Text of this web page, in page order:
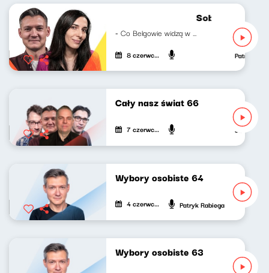
Sobotni brzask
- Co Belgowie widzą w Polsce? Gościni:...
8 czerwca 2024 Patryk
Cały nasz świat 66
7 czerwca 2024 Jan
Wybory osobiste 64
4 czerwca 2024 Patryk Rabiega
Wybory osobiste 63